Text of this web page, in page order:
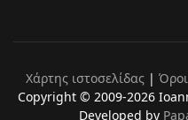
Χάρτης ιστοσελίδας|
Copyright © 2009-2026
Developed by